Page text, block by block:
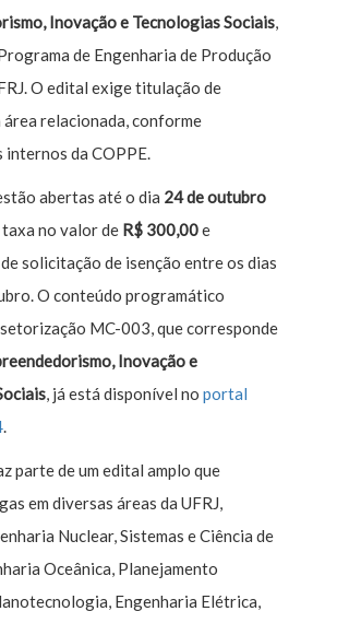
Inovação e Tecnologias Sociais,
de Engenharia de Produção
O edital exige titulação de
relacionada, conforme
da COPPE.
abertas até o dia 24 de outubro
taxa no valor de R$ 300,00e
solicitação de isenção entre os dias
O conteúdo programático
MC-003, que corresponde
Inovação e
, já está disponível no portal
.
parte de um edital amplo que
em diversas áreas da UFRJ,
Nuclear, Sistemas e Ciência de
Oceânica, Planejamento
Engenharia Elétrica,